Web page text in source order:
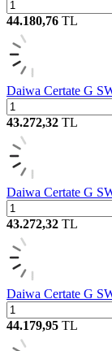
44.180,76 TL
Daiwa Certate G
43.272,32 TL
Daiwa Certate G
43.272,32 TL
Daiwa Certate G
44.179,95 TL